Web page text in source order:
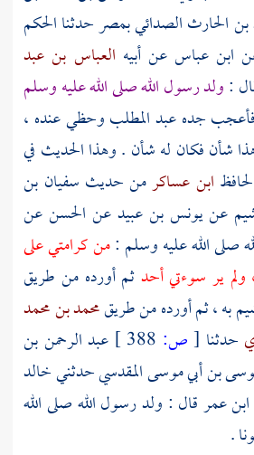
بن الحارث الصدائيبمصرحدثناالحكم
ابن عباسعن أبيه العباس بن عبد
:ولد رسول الله صلى الله عليه وسلم
جدهعبد المطلبوحظي عنده ،
شأن فكان له شأن . وهذا الحديث في
ابن عساكرمن حديث سفيان بن
عنيونس بن عبيدعن الحسنعن
صلى الله عليه وسلم :من كرامتي على
ولم ير سوءتي أحدثم أورده من طريق
به ، ثم أورده من طريقمحمد بن محمد
حدثنا [ص:
عبد الرحمن بن
بن أبي موسى المقدسيحدثنيخالد
ابن عمرقال : ولد رسول الله صلى الله
.